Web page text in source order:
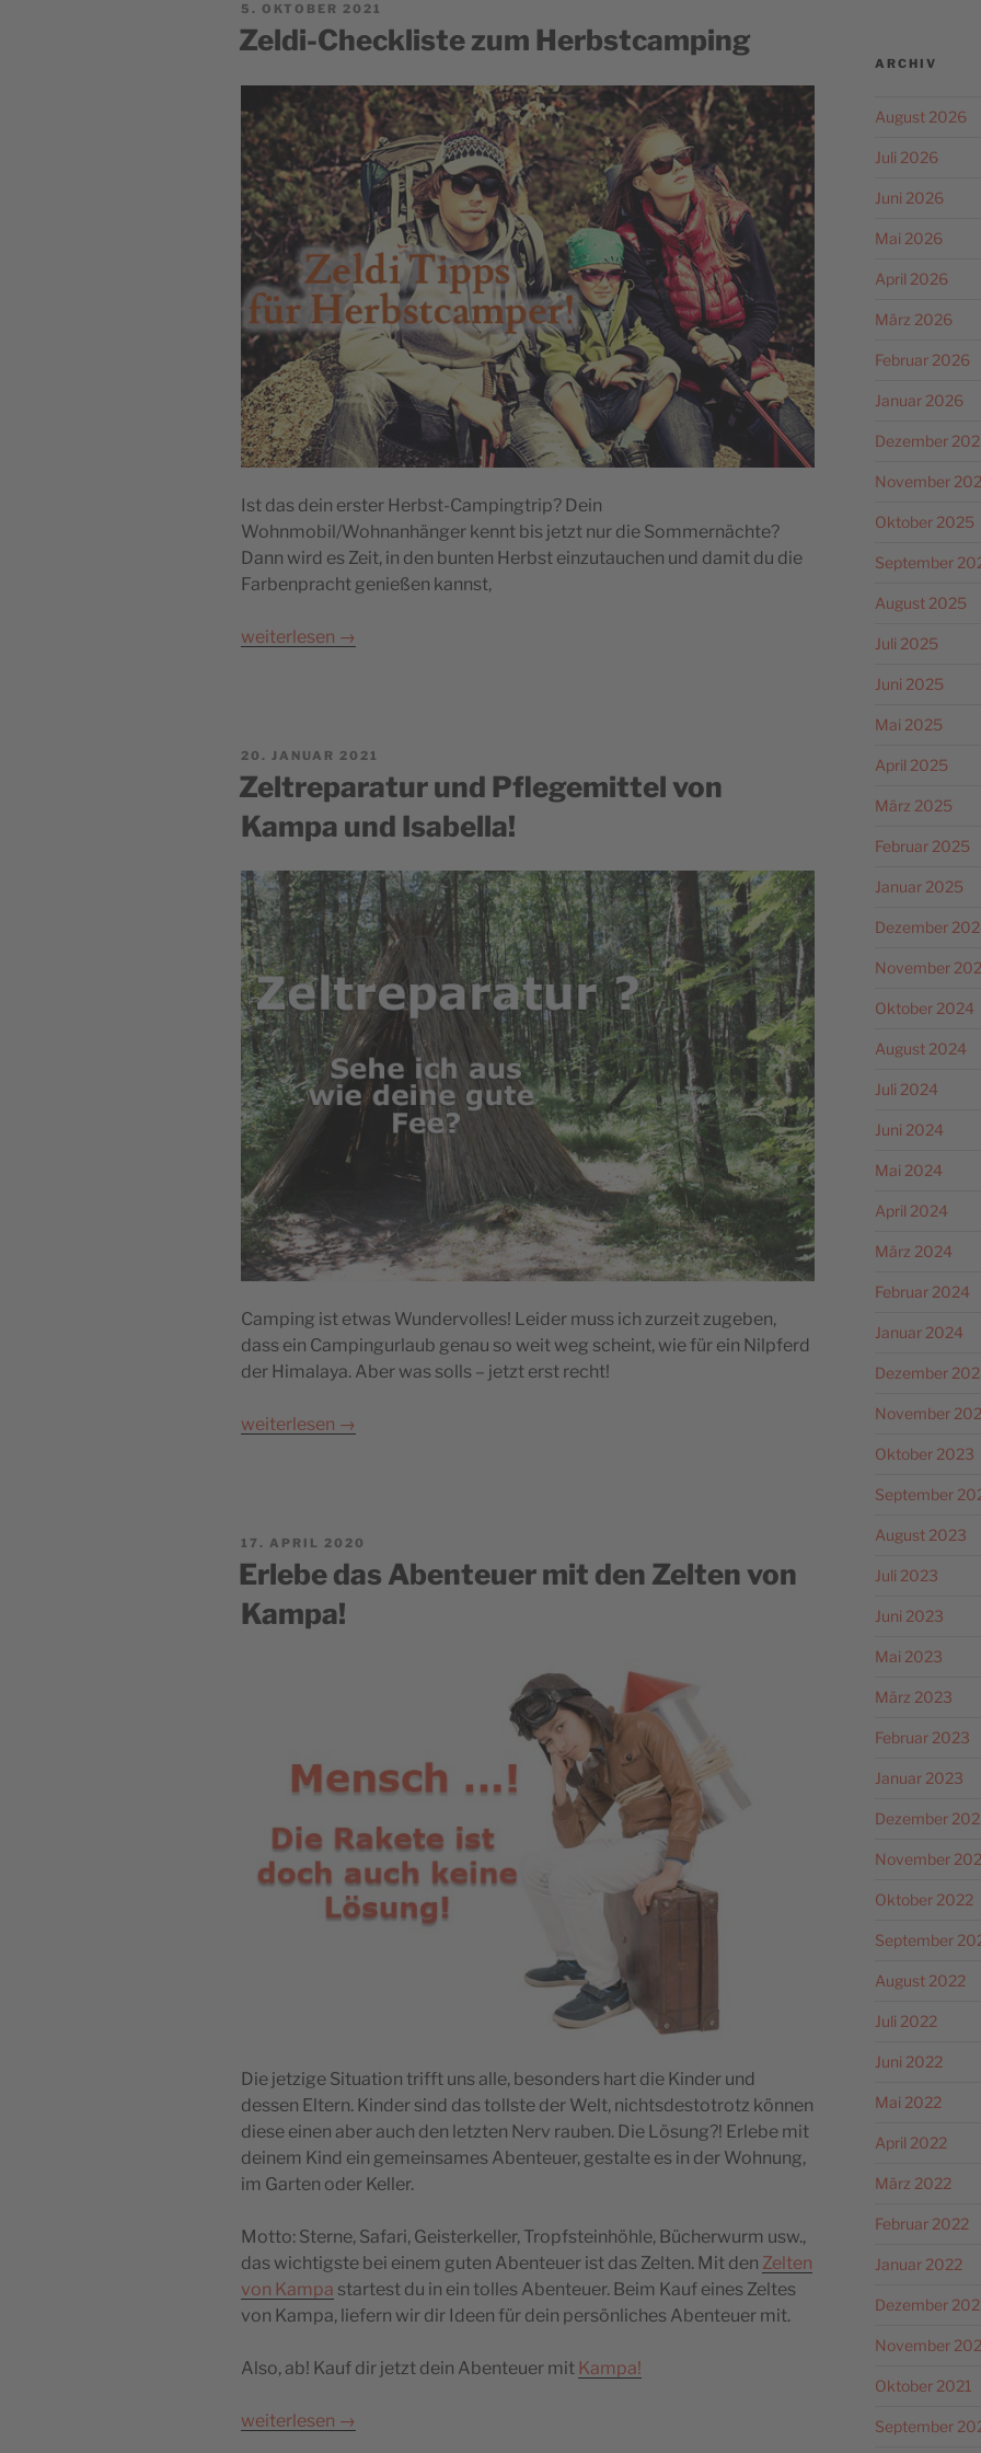
POSTED
5. OKTOBER 2021
Zeldi-Checkliste zum Herbstcamping
Ist das dein erster Herbst-Campingtrip? Dein
Wohnmobil/Wohnanhänger kennt bis jetzt nur die Sommernächte?
Dann wird es Zeit, in den bunten Herbst einzutauchen und damit du die
Farbenpracht genießen kannst,
weiterlesen →
POSTED
20. JANUAR 2021
Zeltreparatur und Pflegemittel von
Kampa und Isabella!
Camping ist etwas Wundervolles! Leider muss ich zurzeit zugeben,
dass ein Campingurlaub genau so weit weg scheint, wie für ein Nilpferd
der Himalaya. Aber was solls – jetzt erst recht!
weiterlesen →
POSTED
17. APRIL 2020
Erlebe das Abenteuer mit den Zelten von
Kampa!
Die jetzige Situation trifft uns alle, besonders hart die Kinder und
dessen Eltern. Kinder sind das tollste der Welt, nichtsdestotrotz können
diese einen aber auch den letzten Nerv rauben. Die Lösung?! Erlebe mit
deinem Kind ein gemeinsames Abenteuer, gestalte es in der Wohnung,
im Garten oder Keller.
Motto: Sterne, Safari, Geisterkeller, Tropfsteinhöhle, Bücherwurm usw.,
das wichtigste bei einem guten Abenteuer ist das Zelten. Mit den Zelten
von Kampa startest du in ein tolles Abenteuer. Beim Kauf eines Zeltes
von Kampa, liefern wir dir Ideen für dein persönliches Abenteuer mit.
Also, ab! Kauf dir jetzt dein Abenteuer mit Kampa!
weiterlesen →
ARCHIV
August 2026
Juli 2026
Juni 2026
Mai 2026
April 2026
März 2026
Februar 2026
Januar 2026
Dezember
November
Oktober 2025
September
August 2025
Juli 2025
Juni 2025
Mai 2025
April 2025
März 2025
Februar 2025
Januar 2025
Dezember
November
Oktober 2024
August 2024
Juli 2024
Juni 2024
Mai 2024
April 2024
März 2024
Februar 2024
Januar 2024
Dezember
November
Oktober 2023
September
August 2023
Juli 2023
Juni 2023
Mai 2023
März 2023
Februar 2023
Januar 2023
Dezember
November
Oktober 2022
September
August 2022
Juli 2022
Juni 2022
Mai 2022
April 2022
März 2022
Februar 2022
Januar 2022
Dezember
November
Oktober 2021
September